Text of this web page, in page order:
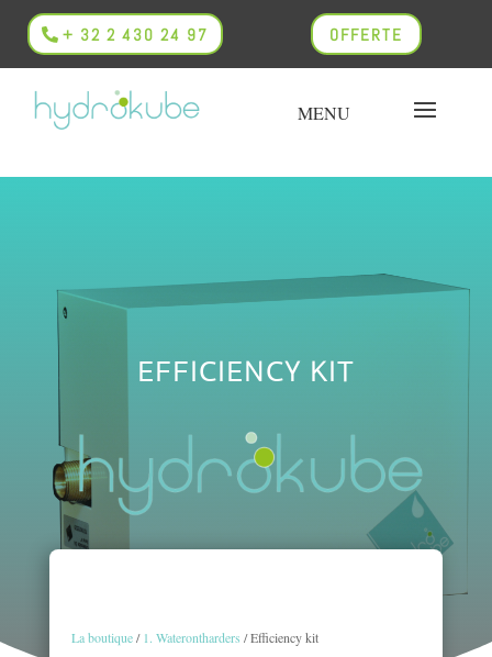
+ 32 2 430 24 97 OFFERTE
EFFICIENCY KIT
La boutique/ 1. Waterontharders / Efficiency kit